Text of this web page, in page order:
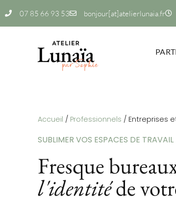
07 85 66 93 53 bonjour[at]atelierlunaia.fr
Accueil / Professionnels /Entreprises
SUBLIMER VOS ESPACES DE TRAVAIL
Fresque
l'identitéde